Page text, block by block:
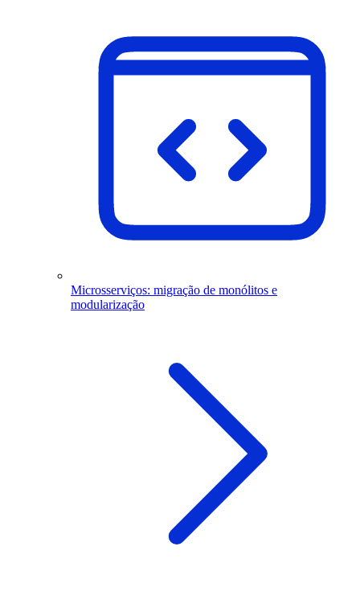
Microsserviços: migração de monólitos e
modularização